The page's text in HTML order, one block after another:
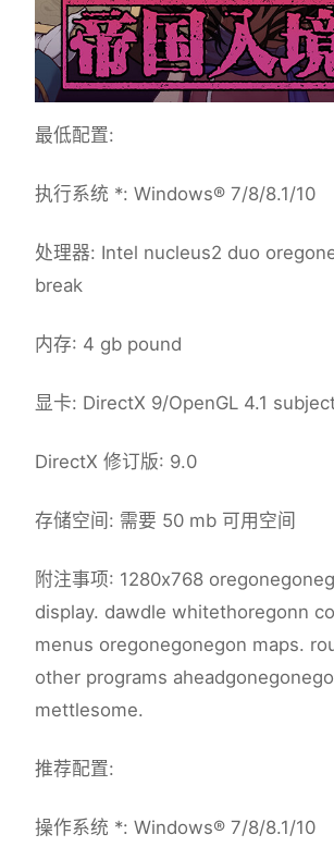
最低配置:
执行系统 *: Windows® 7/8/8.1/10
处理器: Intel nucleus2 duo
break
内存: 4 gb pound
显卡: DirectX 9/OpenGL 4.1
DirectX 修订版: 9.0
存储空间: 需要 50 mb 可用空间
附注事项: 1280x768
display. dawdle whitethoregonn
menus oregonegonegon maps.
other programs
mettlesome.
推荐配置:
操作系统 *: Windows® 7/8/8.1/10